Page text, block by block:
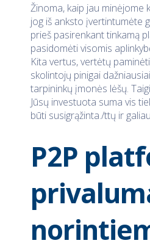
Žinoma, kaip jau minėjome
jog iš anksto įvertintumėte
prieš pasirenkant tinkamą
pasidomėti visomis
Kita vertus, vertėtų
skolintojų pinigai
tarpininkų įmonės lėšų.
Jūsų investuota suma vis
būti susigrąžinta./ttų ir
P2P